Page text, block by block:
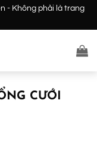
- Không phải là trang
CƯỚI